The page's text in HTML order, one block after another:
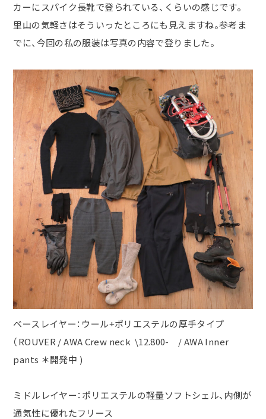
カーにスパイク長靴で登られている、くらいの感じです。
里山の気軽さはそういったところにも見えますね。参考ま
でに、今回の私の服装は写真の内容で登りました。
ベースレイヤー：ウール+ポリエステルの厚手タイプ
（ROUVER / AWA Crew neck \12.800-
/ AWA Inner
pants ＊開発中 )
ミドルレイヤー：ポリエステルの軽量ソフトシェル、内側が
通気性に優れたフリース